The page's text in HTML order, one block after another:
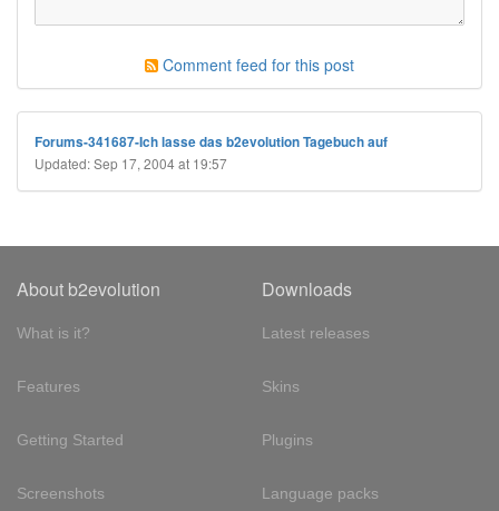
Comment feed for this post
Forums-341687-Ich lasse das b2evolution Tagebuch auf
Updated: Sep 17, 2004 at 19:57
About b2evolution
What is it?
Features
Getting Started
Screenshots
Downloads
Latest releases
Skins
Plugins
Language packs